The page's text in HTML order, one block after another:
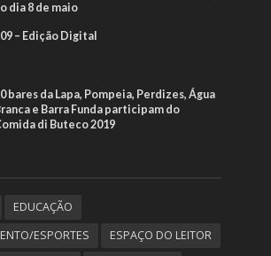
dia 8 de maio
– Edição Digital
bares da Lapa, Pompeia, Perdizes, Água
e Barra Funda participam do
di Buteco 2019
EDUCAÇÃO
ESPORTES
ESPAÇO DO LEITOR